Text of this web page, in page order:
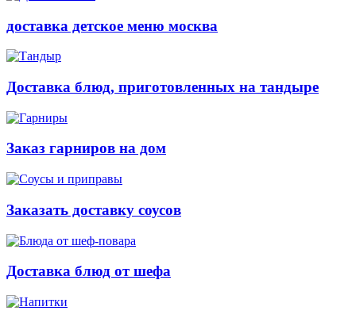
доставка детское меню москва
Доставка блюд, приготовленных на тандыре
Заказ гарниров на дом
Заказать доставку соусов
Доставка блюд от шефа